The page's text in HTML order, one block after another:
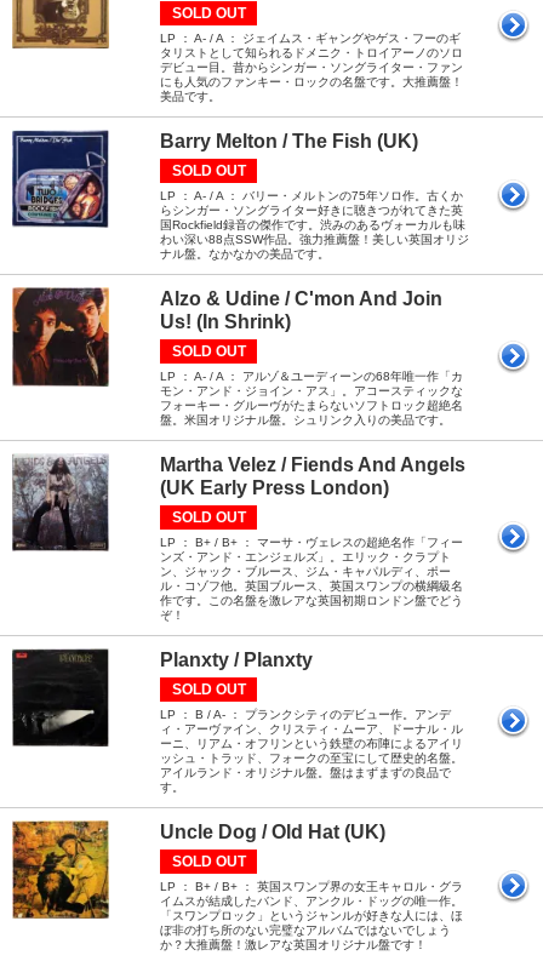
SOLD OUT
LP ： A- / A ： ジェイムス・ギャングやゲス・フーのギ
タリストとして知られるドメニク・トロイアーノのソロ
デビュー目。昔からシンガー・ソングライター・ファン
にも人気のファンキー・ロックの名盤です。大推薦盤！
美品です。
Barry Melton / The Fish (UK)
SOLD OUT
LP ： A- / A ： バリー・メルトンの75年ソロ作。古くか
らシンガー・ソングライター好きに聴きつがれてきた英
国Rockfield録音の傑作です。渋みのあるヴォーカルも味
わい深い88点SSW作品。強力推薦盤！美しい英国オリジ
ナル盤。なかなかの美品です。
Alzo & Udine / C'mon And Join
Us! (In Shrink)
SOLD OUT
LP ： A- / A ： アルゾ＆ユーディーンの68年唯一作「カ
モン・アンド・ジョイン・アス」。アコースティックな
フォーキー・グルーヴがたまらないソフトロック超絶名
盤。米国オリジナル盤。シュリンク入りの美品です。
Martha Velez / Fiends And Angels
(UK Early Press London)
SOLD OUT
LP ： B+ / B+ ： マーサ・ヴェレスの超絶名作「フィー
ンズ・アンド・エンジェルズ」。エリック・クラプト
ン、ジャック・ブルース、ジム・キャパルディ、ポー
ル・コゾフ他。英国ブルース、英国スワンプの横綱級名
作です。この名盤を激レアな英国初期ロンドン盤でどう
ぞ！
Planxty / Planxty
SOLD OUT
LP ： B / A- ： プランクシティのデビュー作。アンデ
ィ・アーヴァイン、クリスティ・ムーア、ドーナル・ル
ーニ、リアム・オフリンという鉄壁の布陣によるアイリ
ッシュ・トラッド、フォークの至宝にして歴史的名盤。
アイルランド・オリジナル盤。盤はまずまずの良品で
す。
Uncle Dog / Old Hat (UK)
SOLD OUT
LP ： B+ / B+ ： 英国スワンプ界の女王キャロル・グラ
イムスが結成したバンド、アンクル・ドッグの唯一作。
「スワンプロック」というジャンルが好きな人には、ほ
ぼ非の打ち所のない完璧なアルバムではないでしょう
か？大推薦盤！激レアな英国オリジナル盤です！